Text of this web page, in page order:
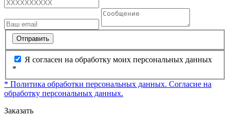
Отправить
Я согласен на обработку моих персональных данных
*
* Политика обработки персональных данных. Согласие на
обработку персональных данных.
Заказать